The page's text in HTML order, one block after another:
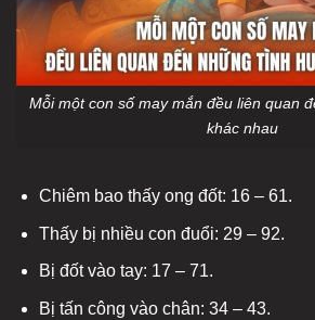
Mỗi một con số may mắn đều liên quan
khác nhau
Chiêm bao thấy ong đốt: 16 – 61.
Thấy bị nhiều con đuổi: 29 – 92.
Bị đốt vào tay: 17 – 71.
Bị tấn công vào chân: 34 – 43.